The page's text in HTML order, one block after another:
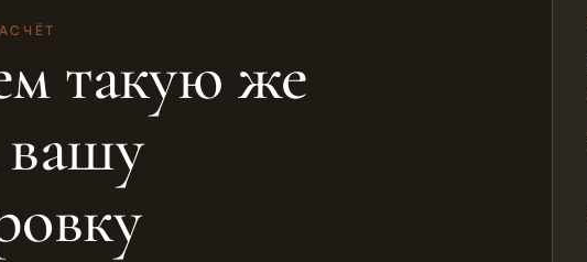
такую же